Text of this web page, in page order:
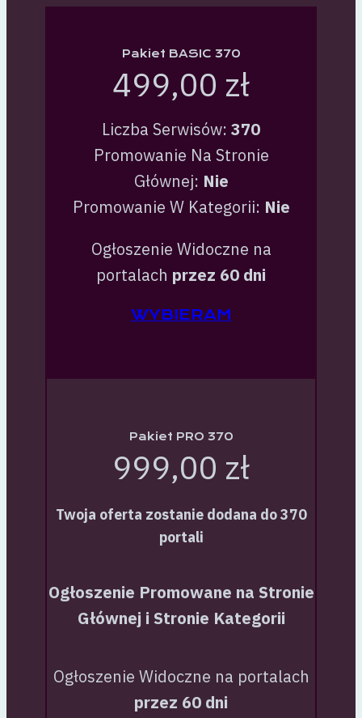
Pakiet BASIC 370
499,00 zł
Liczba Serwisów: 370
Promowanie Na Stronie
Głównej: Nie
Promowanie W Kategorii: Nie
Ogłoszenie Widoczne na
portalach przez 60 dni
WYBIERAM
Pakiet PRO 370
999,00 zł
Twoja oferta zostanie dodana do 370
portali
Ogłoszenie Promowane na Stronie
Głównej i Stronie Kategorii
Ogłoszenie Widoczne na portalach
przez 60 dni